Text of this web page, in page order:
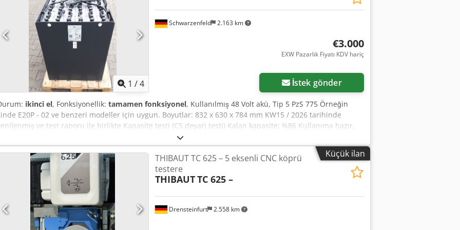
makinesi - Tezgah altı döner kesme testeresi - 5 eksenli üniversal frezeleme ünitesi (UF5) - Silindir frezesi -
Parmak frezesi - Kuyruk frezesi - Dikey çalışan aletler için kombi destek - 1 adet dikey parmak frezesi 5,5
kW - 2 adet delme ünitesi 2,2 kW 30° dönebilen delme ünitesi (3,0 kW) - delme yönü yatay - Yatay çalışan
aletler için kombi destek - 1 adet delme ünitesi 2,2 kW - delme yönü yatay - 1 adet 30° dönebilen delme
ünitesi (3,0 kW) - 1 adet yarık açma ünitesi 7,5 kW Ek bir ana ünite için yer mevcuttur. KI 2 – KI 3 kontrol
ünitesi Ek olarak yağlama, gres, rulolar vb. sarf malzemeleri içeren bir dolap bulunmaktadır. Yeni silindir
frezesi, kuyruk frezesi, yarık zinciri ve aletler için yedek kesici uçlar bulunmaktadır, fatura tutarı 3.800,-.
Makinenin kurulumu için gerekli olan tüm belgeler Hundegger tarafından sağlanmıştır.
1 /4
Schwarzenfeld 2.163 km
€3.000
EXW Pazarlık Fiyatı KDV hariç
İstek gönder
ikinci el, Fonksiyonellik: tamamen fonksiyonel, Kullanılmış 48 Volt akü, Tip 5 PzS 775 Örneğin
E20P - 02 ve benzeri modeller için uygun. Boyutlar: 832 x 630 x 784 mm KW15 / 2026 tarihinde
ve test raporu ile birlikte Kapasite testi (C5 deşarj testi) Kalan kapasite: %86 Kullanıma hazır,
dolu ve şarj edilmiş şekilde teslim edilir Kablo ve Euro 160 A fiş dahil Aquamatik sistemi dahil Crsdpsy A S
Uefx Aifjf Diğer ebatlar (24V, 48V, 80V) talep üzerine!
Küçük ilan
Drensteinfurt 2.558 km
THIBAUT TC 625 – 5 eksenli CNC köprü
testere
THIBAUTTC 625 –